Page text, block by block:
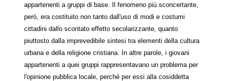
appartenenti a gruppi di base. Il fenomeno più sconcertante,
però, era costituito non tanto dall'uso di modi e costumi
cittadini dallo scontato effetto secolarizzante, quanto
piuttosto dalla imprevedibile sintesi tra elementi della cultura
urbana e della religione cristiana. In altre parole, i giovani
appartenenti a quei gruppi rappresentavano un problema per
l'opinione pubblica locale, perché per essi alla cosiddetta